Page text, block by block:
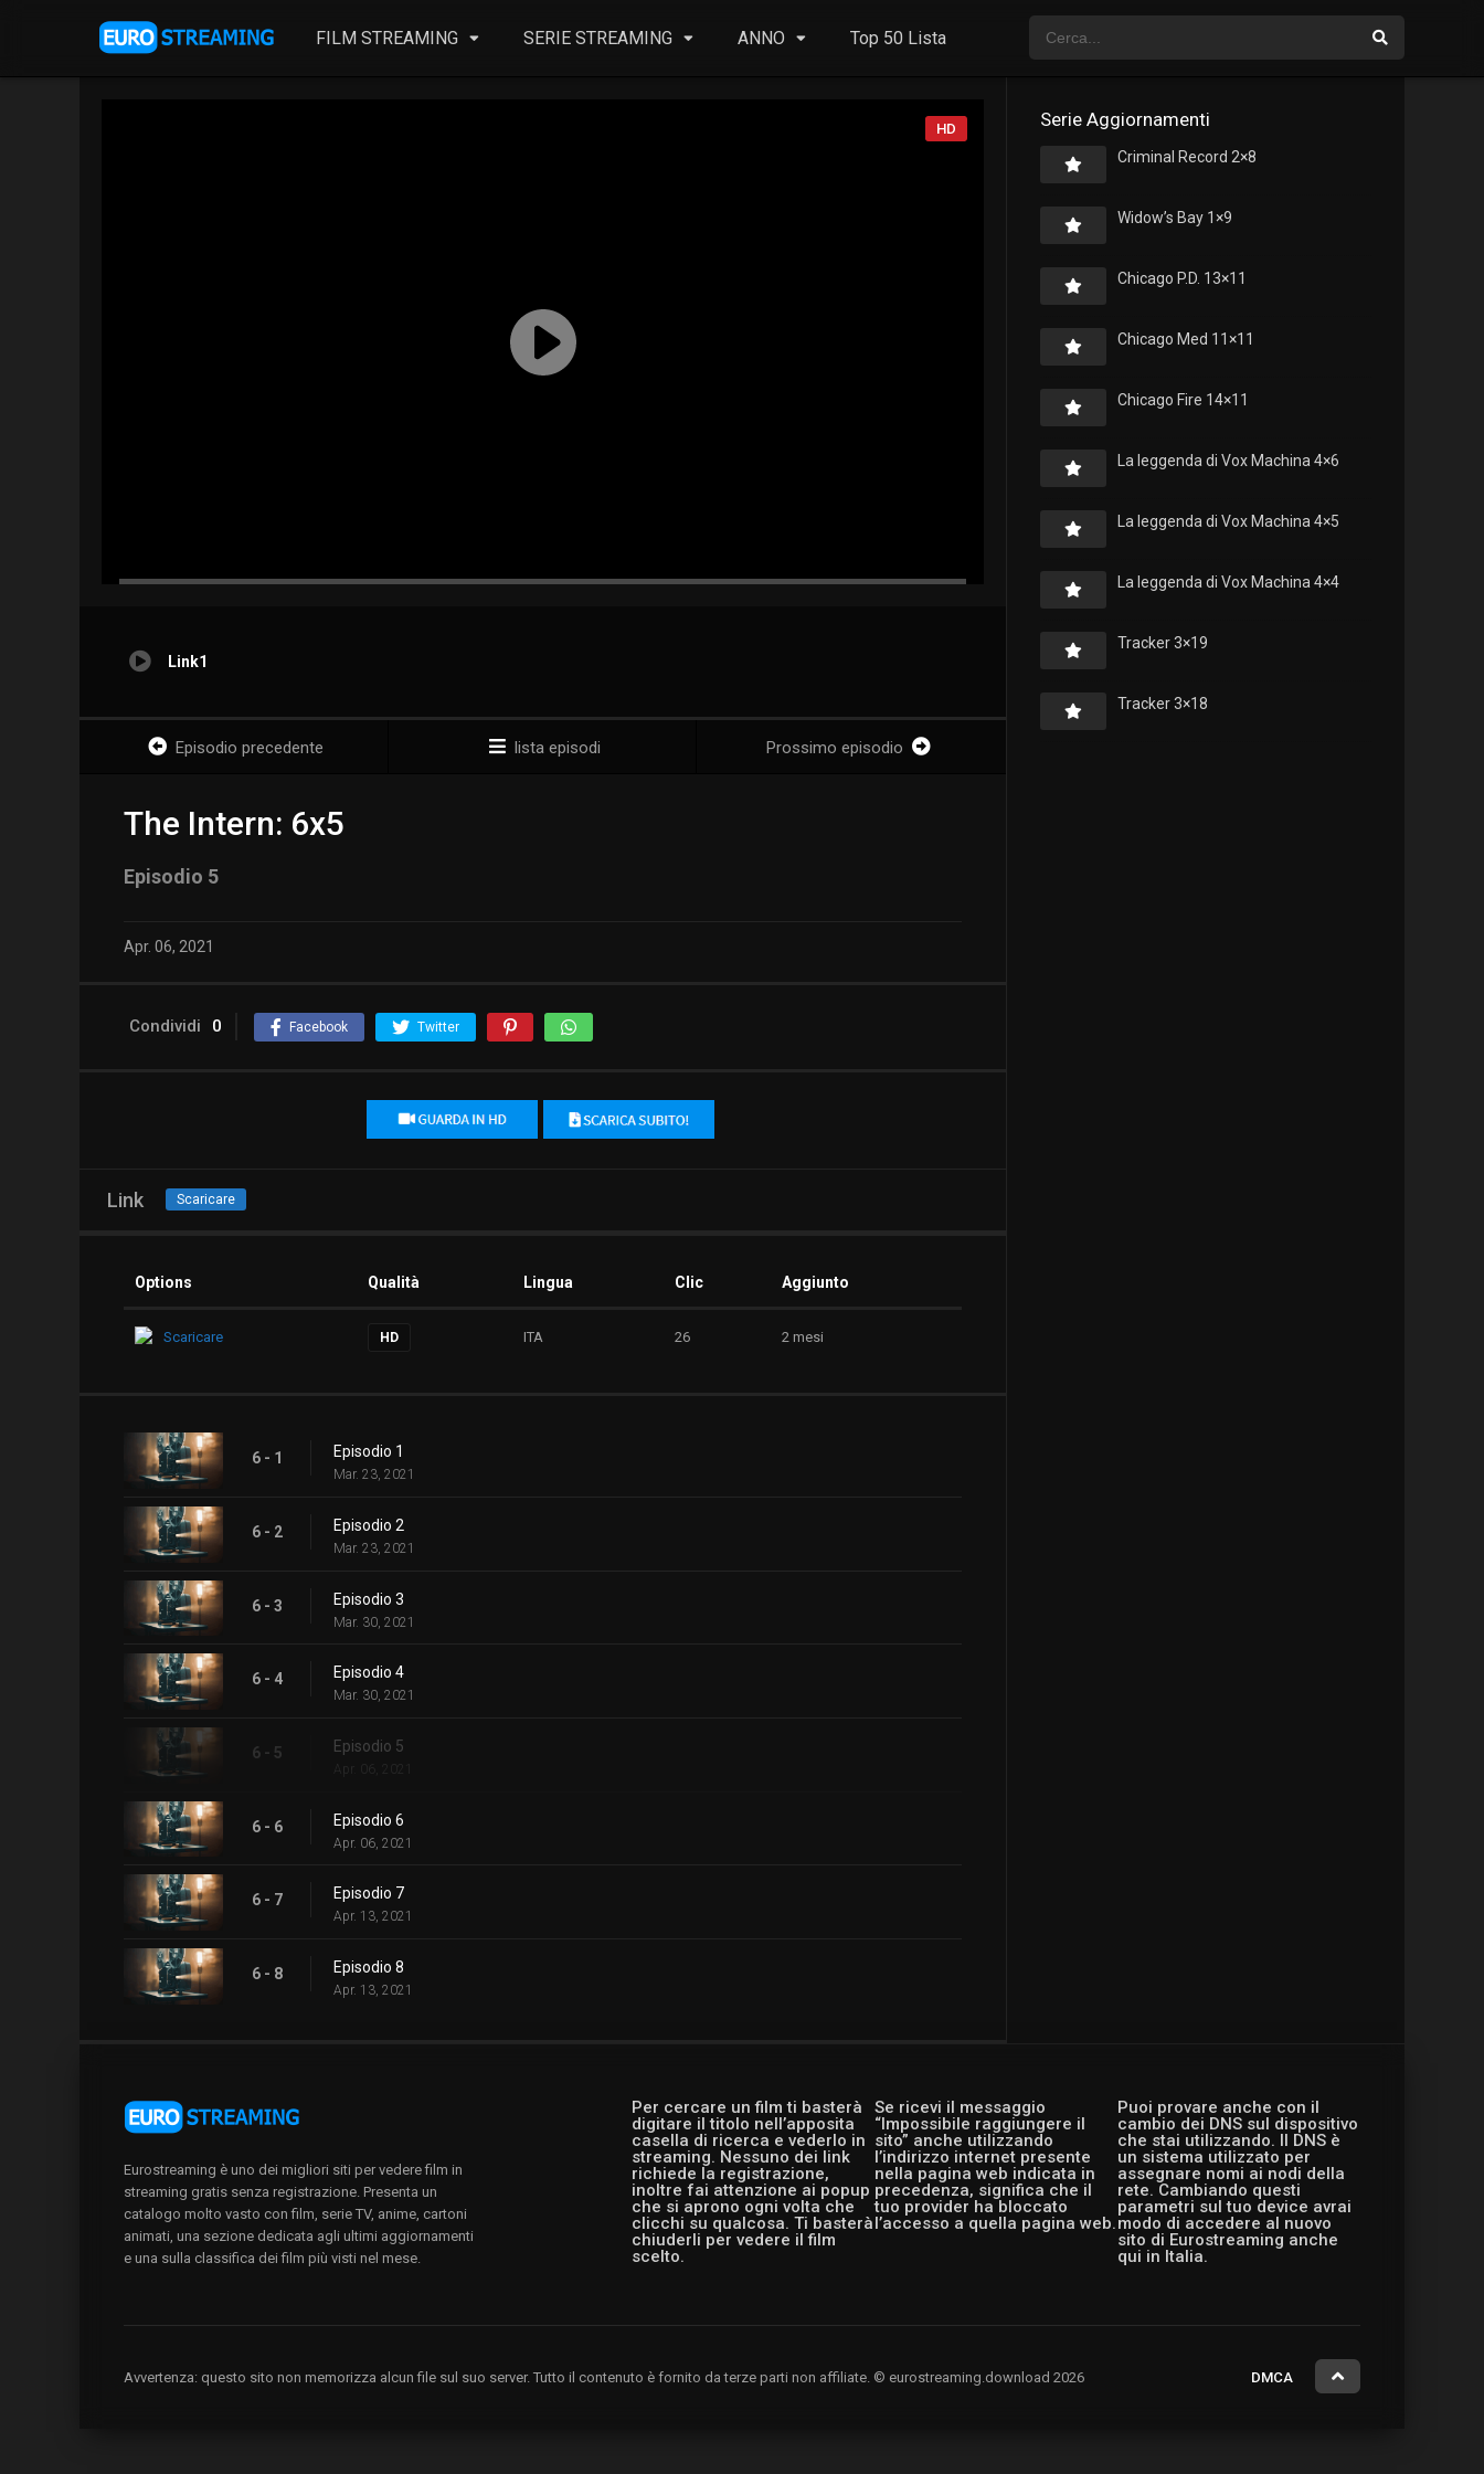
FILM STREAMING SERIE STREAMING ANNO Top 50 Lista
HD
Link1
Episodio precedente lista episodi Prossimo episodio
The Intern: 6x5
Episodio 5
Apr. 06, 2021
Condividi 0 Facebook Twitter
Link Scaricare
Options Qualità Lingua Clic Aggiunto
Scaricare HD ITA 26 2 mesi
6 - 1 Episodio 1
Mar. 23, 2021
6 - 2 Episodio 2
Mar. 23, 2021
6 - 3 Episodio 3
Mar. 30, 2021
6 - 4 Episodio 4
Mar. 30, 2021
6 - 5 Episodio 5
Apr. 06, 2021
6 - 6 Episodio 6
Apr. 06, 2021
6 - 7 Episodio 7
Apr. 13, 2021
6 - 8 Episodio 8
Apr. 13, 2021
Serie Aggiornamenti
Criminal Record 2×8
Widow’s Bay 1×9
Chicago P.D. 13×11
Chicago Med 11×11
Chicago Fire 14×11
La leggenda di Vox Machina 4×6
La leggenda di Vox Machina 4×5
La leggenda di Vox Machina 4×4
Tracker 3×19
Tracker 3×18
Per cercare un film ti basterà
digitare il titolo nell’apposita
casella di ricerca e vederlo in
streaming. Nessuno dei link
richiede la registrazione,
inoltre fai attenzione ai popup
che si aprono ogni volta che
clicchi su qualcosa. Ti basterà
chiuderli per vedere il film
scelto.
Se ricevi il messaggio
“Impossibile raggiungere il
sito” anche utilizzando
l’indirizzo internet presente
nella pagina web indicata in
precedenza, significa che il
tuo provider ha bloccato
l’accesso a quella pagina web.
Puoi provare anche con il
cambio dei DNS sul dispositivo
che stai utilizzando. Il DNS è
un sistema utilizzato per
assegnare nomi ai nodi della
rete. Cambiando questi
parametri sul tuo device avrai
modo di accedere al nuovo
sito di Eurostreaming anche
qui in Italia.
Eurostreaming è uno dei migliori siti per vedere film in
streaming gratis senza registrazione. Presenta un
catalogo molto vasto con film, serie TV, anime, cartoni
animati, una sezione dedicata agli ultimi aggiornamenti
e una sulla classifica dei film più visti nel mese.
Avvertenza: questo sito non memorizza alcun file sul suo server. Tutto il contenuto è fornito da terze parti non affiliate. © eurostreaming.download 2026 DMCA